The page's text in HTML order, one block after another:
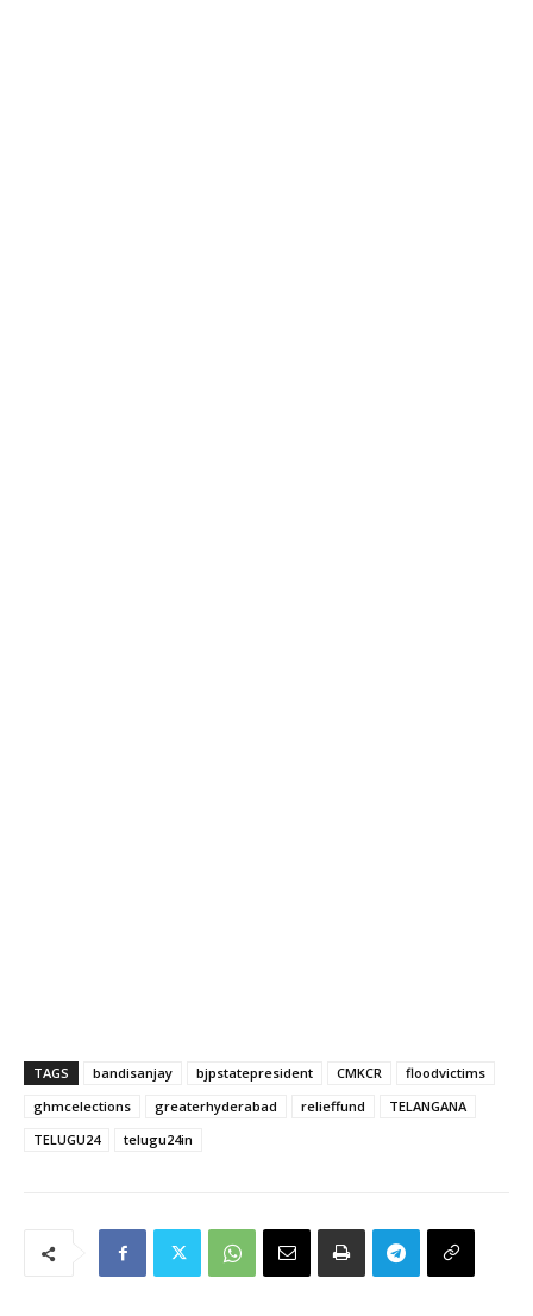
TAGS bandisanjay bjpstatepresident CMKCR
floodvictims
ghmcelections
greaterhyderabad relieffund
TELANGANA
TELUGU24
telugu24in